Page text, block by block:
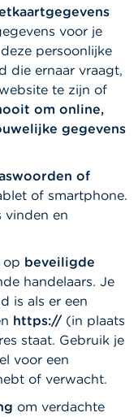
voor je
persoonlijke
die ernaar vraagt,
te zijn of
om online,
gegevens
of
of smartphone.
vinden en
op beveiligde
handelaars. Je
is als er een
https:// (in plaats
staat. Gebruik je
voor een
of verwacht.
om verdachte